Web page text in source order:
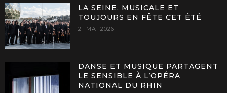
LA SEINE, MUSICALE ET
TOUJOURS EN FÊTE CET ÉTÉ
21 MAI 2026
DANSE ET MUSIQUE PARTAGENT
LE SENSIBLE À L’OPÉRA
NATIONAL DU RHIN